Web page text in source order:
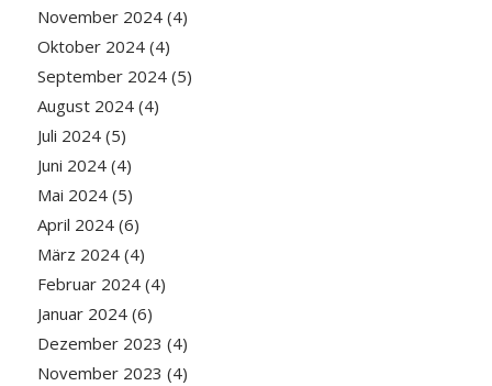
November 2024(4)
Oktober 2024(4)
September 2024(5)
August 2024(4)
Juli 2024(5)
Juni 2024(4)
Mai 2024(5)
April 2024(6)
März 2024(4)
Februar 2024(4)
Januar 2024(6)
Dezember 2023 (4)
November 2023 (4)